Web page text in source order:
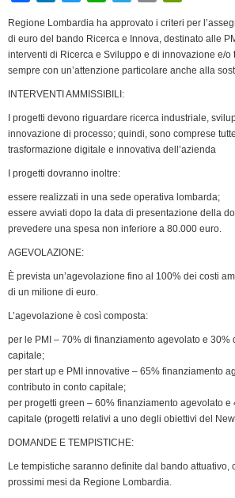
c
e
b
o
k
n
k
e
d
n
i
t
t
e
a
t
s
A
p
l
e
g
m
p
y
L
k
i
n
t
i
e
l
y
Regione Lombardia ha approvato i criteri per
di euro del bando Ricerca e Innova, destinato alle
interventi di Ricerca e Sviluppo e di innovazione e/o
sempre con un’attenzione particolare anche alla
INTERVENTI AMMISSIBILI:
I progetti devono riguardare ricerca industriale,
innovazione di processo; quindi, sono comprese
trasformazione digitale e innovativa dell’azienda
I progetti dovranno inoltre:
essere realizzati in una sede operativa lombarda;
essere avviati dopo la data di presentazione della
prevedere una spesa non inferiore a 80.000 euro.
AGEVOLAZIONE:
È prevista un’agevolazione fino al 100% dei costi
di un milione di euro.
L’agevolazione è così composta:
per le PMI – 70% di finanziamento agevolato e 30%
capitale;
per start up e PMI innovative – 65% finanziamento
contributo in conto capitale;
per progetti green – 60% finanziamento agevolato e
capitale (progetti relativi a uno degli obiettivi del
DOMANDE E TEMPISTICHE:
Le tempistiche saranno definite dal bando attuativo,
prossimi mesi da Regione Lombardia.